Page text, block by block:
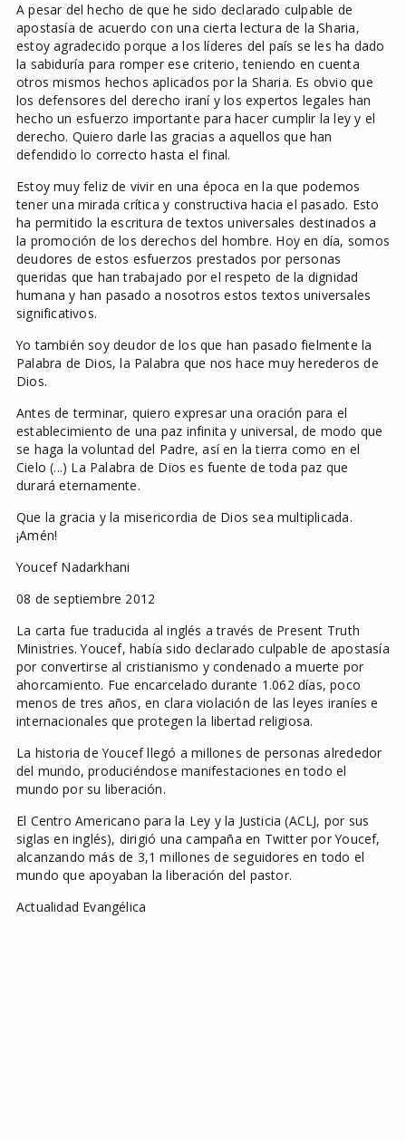
A pesar del hecho de que he sido declarado culpable de
apostasía de acuerdo con una cierta lectura de la Sharia,
estoy agradecido porque a los líderes del país se les ha dado
la sabiduría para romper ese criterio, teniendo en cuenta
otros mismos hechos aplicados por la Sharia. Es obvio que
los defensores del derecho iraní y los expertos legales han
hecho un esfuerzo importante para hacer cumplir la ley y el
derecho. Quiero darle las gracias a aquellos que han
defendido lo correcto hasta el final.
Estoy muy feliz de vivir en una época en la que podemos
tener una mirada crítica y constructiva hacia el pasado. Esto
ha permitido la escritura de textos universales destinados a
la promoción de los derechos del hombre. Hoy en día, somos
deudores de estos esfuerzos prestados por personas
queridas que han trabajado por el respeto de la dignidad
humana y han pasado a nosotros estos textos universales
significativos.
Yo también soy deudor de los que han pasado fielmente la
Palabra de Dios, la Palabra que nos hace muy herederos de
Dios.
Antes de terminar, quiero expresar una oración para el
establecimiento de una paz infinita y universal, de modo que
se haga la voluntad del Padre, así en la tierra como en el
Cielo (...) La Palabra de Dios es fuente de toda paz que
durará eternamente.
Que la gracia y la misericordia de Dios sea multiplicada.
¡Amén!
Youcef Nadarkhani
08 de septiembre 2012
La carta fue traducida al inglés a través de Present Truth
Ministries. Youcef, había sido declarado culpable de apostasía
por convertirse al cristianismo y condenado a muerte por
ahorcamiento. Fue encarcelado durante 1.062 días, poco
menos de tres años, en clara violación de las leyes iraníes e
internacionales que protegen la libertad religiosa.
La historia de Youcef llegó a millones de personas alrededor
del mundo, produciéndose manifestaciones en todo el
mundo por su liberación.
El Centro Americano para la Ley y la Justicia (ACLJ, por sus
siglas en inglés), dirigió una campaña en Twitter por Youcef,
alcanzando más de 3,1 millones de seguidores en todo el
mundo que apoyaban la liberación del pastor.
Actualidad Evangélica